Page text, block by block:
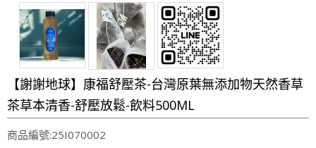
【謝謝地球】康福舒壓茶-台灣原葉無添加物天然香草
茶草本清香-舒壓放鬆-飲料500ML
商品編號:25I070002